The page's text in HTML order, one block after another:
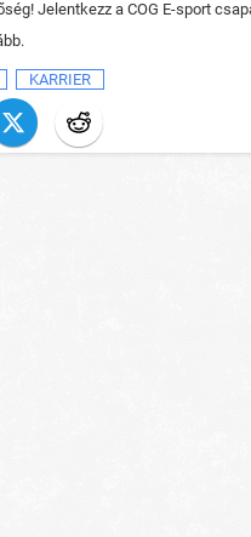
Jelentkezz a COG E-sport
KARRIER